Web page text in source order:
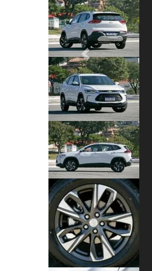
Previous